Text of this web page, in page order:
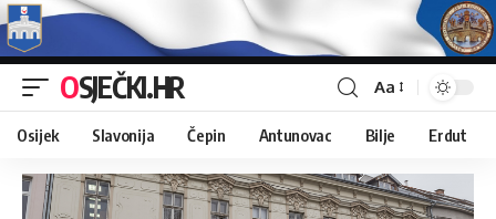
OSJEČKI.HR Aa
Osijek Slavonija Čepin Antunovac Bilje Erdut